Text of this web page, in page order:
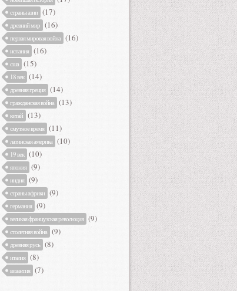
страны азии (17)
древний мир (16)
первая мировая война (16)
испания (16)
сша (15)
18 век (14)
древняя греция (14)
гражданская война (13)
китай (13)
смутное время (11)
латинская америка (10)
19 век (10)
япония (9)
индия (9)
страны африки (9)
германия (9)
великая французская революция (9)
столетняя война (9)
древняя русь (8)
италия (8)
византия (7)